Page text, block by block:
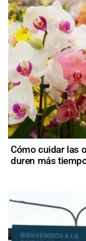
Cómo cuidar las
duren más